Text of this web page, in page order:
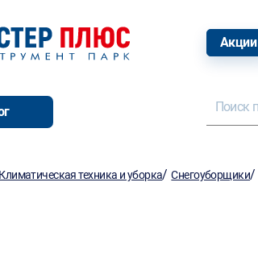
Акции
Климатическая техника и уборка/Снегоуборщики/